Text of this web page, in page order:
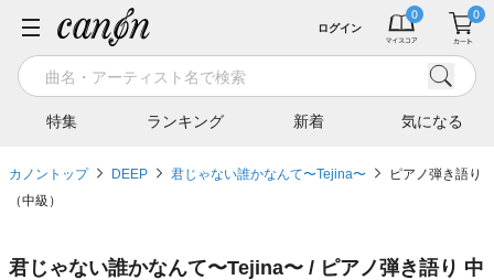
特集 ランキング 新着 気になる
ログイン
カノントップ DEEP 君じゃない誰かなんて〜Tejina〜
ピアノ弾き語り
（中級）
君じゃない誰かなんて〜Tejina〜 / ピアノ弾き語り 中